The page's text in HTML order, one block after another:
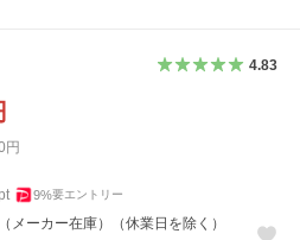
4.83
円
9%要エントリー
メーカー在庫）（休業日を除く）